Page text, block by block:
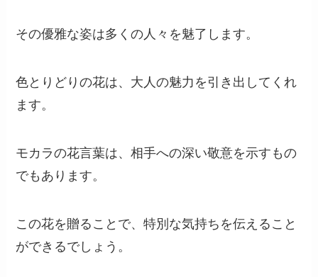
その優雅な姿は多くの人々を魅了します。
色とりどりの花は、大人の魅力を引き出してくれ
ます。
モカラの花言葉は、相手への深い敬意を示すもの
でもあります。
この花を贈ることで、特別な気持ちを伝えること
ができるでしょう。